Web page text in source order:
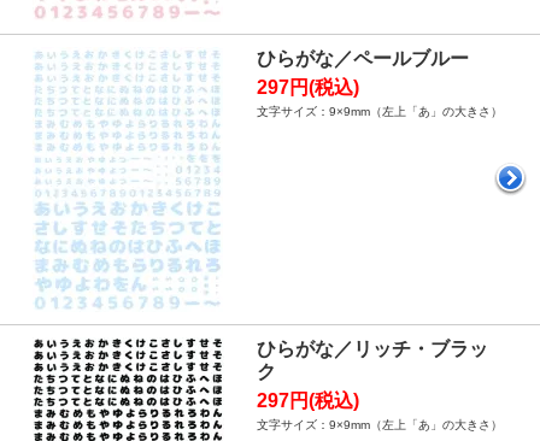
ひらがな／ペールブルー
297円(税込)
文字サイズ：9×9mm（左上「あ」の大きさ）
ひらがな／リッチ・ブラッ
ク
297円(税込)
文字サイズ：9×9mm（左上「あ」の大きさ）